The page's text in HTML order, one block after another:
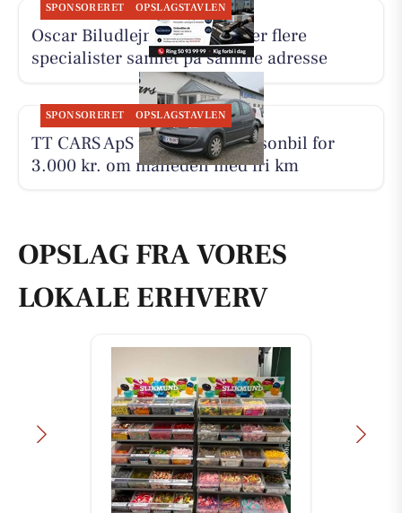
SPONSORERET OPSLAGSTAVLEN
Oscar Biludlejning fremhæver flere
specialister samlet på samme adresse
SPONSORERET OPSLAGSTAVLEN
TT CARS ApS udlejer lille personbil for
3.000 kr. om måneden med fri km
OPSLAG FRA VORES
LOKALE ERHVERV